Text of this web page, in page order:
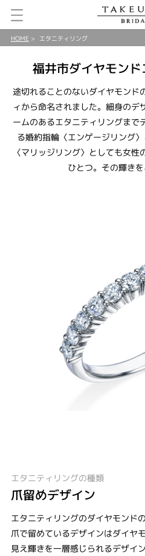
HOME エタニティリング
福井市ダイヤモン
途切れることのないダイヤモンド
ィから命名されました。細身のデ
ームのあるエタニティリングまで
る婚約指輪〈エンゲージリング
〈マリッジリング〉としても女
ひとつ。その輝きを
エタニティリングの種類
爪留めデザイン
エタニティリングのダイヤモンド
爪で留めているデザインはダイヤ
見え輝きを一層感じられるデザイ